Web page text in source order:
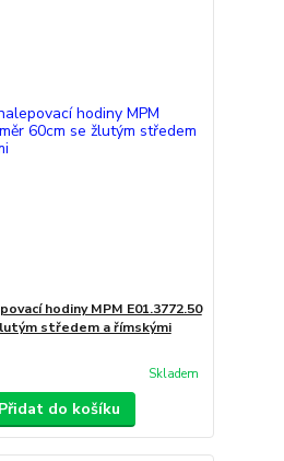
hodiny MPM E01.3772.50
středem a římskými
Skladem
Přidat do košíku